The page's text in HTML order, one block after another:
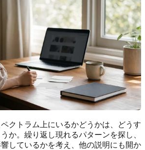
クトラム上にいるかどうかは、どうす
か。繰り返し現れるパターンを探し、
しているかを考え、他の説明にも開か